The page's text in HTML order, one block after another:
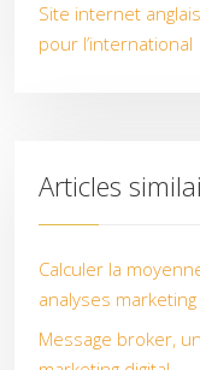
Site internet
pour l’international
Articles
Calculer la
analyses
Message broker,